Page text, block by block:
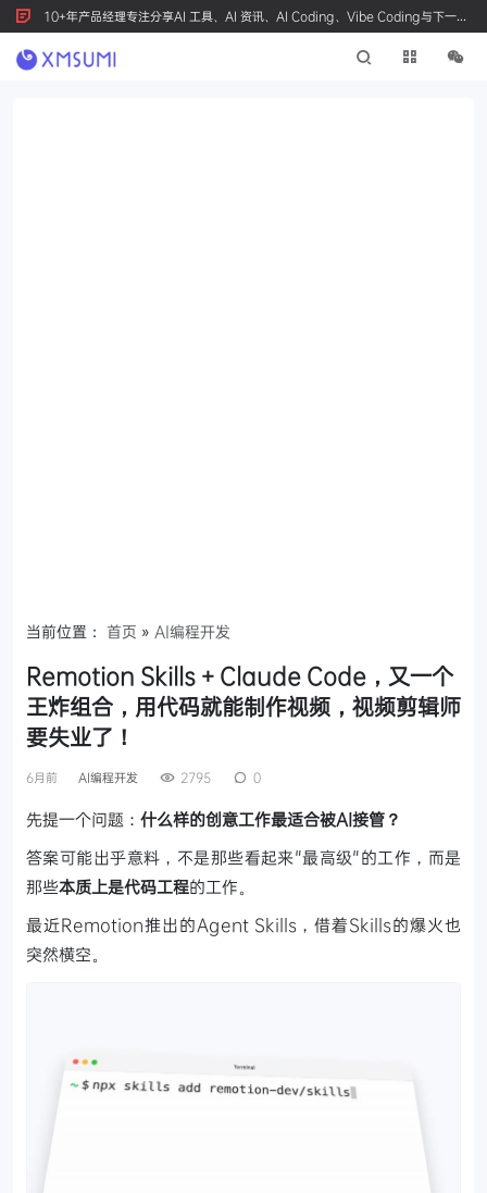
10+年产品经理专注分享AI 工具、AI 资讯、AI Coding、Vibe Coding与下一代
产品创新，按 Ctrl+D 收藏我们
当前位置： 首页 » AI编程开发
Remotion Skills + Claude Code，又一个
王炸组合，用代码就能制作视频，视频剪辑师
要失业了！
6月前 AI编程开发 2795 0
先提一个问题： 什么样的创意工作最适合被AI接管？
答案可能出乎意料，不是那些看起来"最高级"的工作，而是
那些本质上是代码工程的工作。
最近Remotion推出的Agent Skills，借着Skills的爆火也
突然横空。